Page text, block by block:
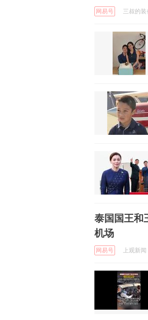
网易号 三叔的
泰国国王和
机场
网易号 上观新